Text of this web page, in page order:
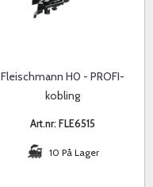
Fleischmann H0 - PROFI-
kobling
Art.nr: FLE6515
10 På Lager